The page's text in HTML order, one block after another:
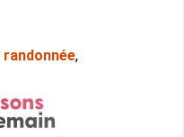
randonnée,